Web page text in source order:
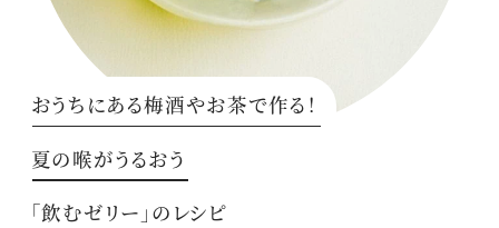
おうちにある梅酒やお茶で作る！
夏の喉がうるおう
「飲むゼリー」のレシピ